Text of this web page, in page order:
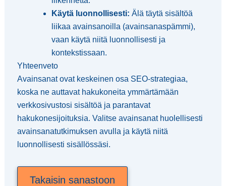
Käytä luonnollisesti: Älä täytä sisältöä
liikaa avainsanoilla (avainsanaspämmi),
vaan käytä niitä luonnollisesti ja
kontekstissaan.
Yhteenveto
Avainsanat ovat keskeinen osa SEO-strategiaa,
koska ne auttavat hakukoneita ymmärtämään
verkkosivustosi sisältöä ja parantavat
hakukonesijoituksia. Valitse avainsanat huolellisesti
avainsanatutkimuksen avulla ja käytä niitä
luonnollisesti sisällössäsi.
Takaisin sanastoon